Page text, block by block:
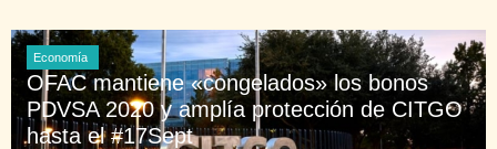
Economía
OFAC mantiene «congelados» los bonos
PDVSA 2020 y amplía protección de CITGO
hasta el #17Sept